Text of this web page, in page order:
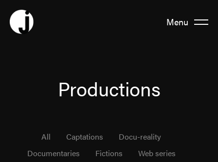
Menu
About us
Productions
Productions
All Captations
Docu-reality
Documentaries
Fictions
Web series